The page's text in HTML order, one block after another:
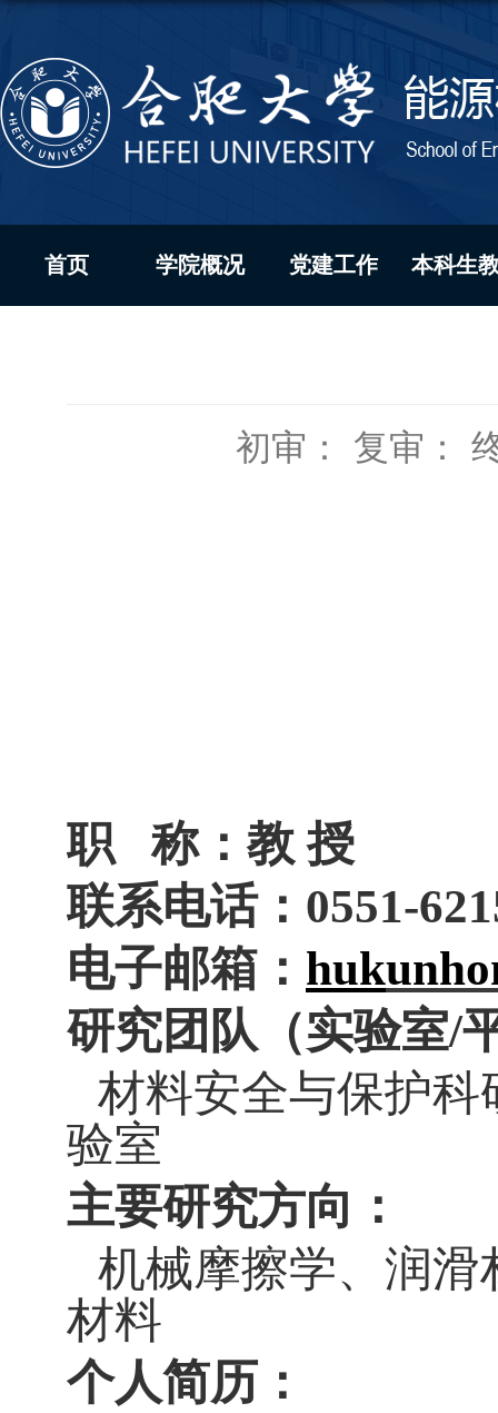
首页 学院概况 党建工作 本科生
初审： 复审：
职 称：教 授
联系电话： 0551-
电子邮箱： huk
研究团队（实验室/
材料安全与保护
验室
主要研究方向：
机械摩擦学、润
材料
个人简历：